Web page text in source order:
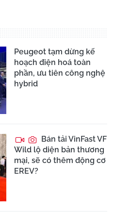
Peugeot tạm dừng kế
hoạch điện hoá toàn
phần, ưu tiên công nghệ
hybrid
Bán tải VinFast VF
Wild lộ diện bản thương
mại, sẽ có thêm động cơ
EREV?